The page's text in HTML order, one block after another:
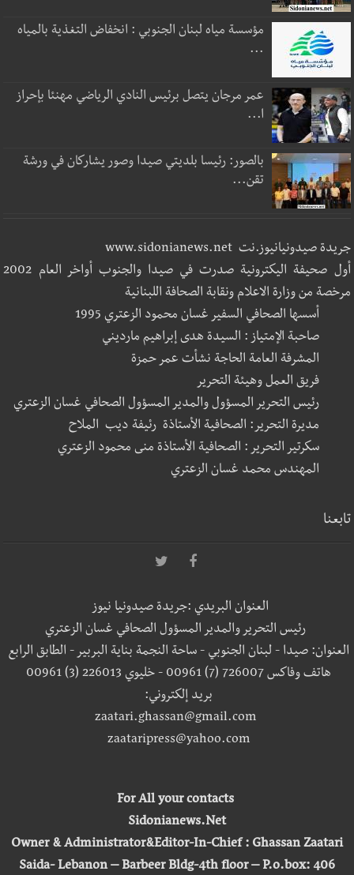
مؤسسة مياه لبنان الجنوبي : انخفاض التغذية بالمياه
...
عمر مرجان يتصل برئيس النادي الرياضي مهنئا بإحراز
ا...
بالصور: رئيسا بلديتي صيدا وصور يشاركان في ورشة
تقن...
جريدة صيدونيانيوز.نت www.sidonianews.net
أول صحيفة اليكترونية صدرت في صيدا والجنوب أواخر العام 2002
مرخصة من وزارة الاعلام ونقابة الصحافة اللبنانية
أسسها الصحافي السفير غسان محمود الزعتري 1995
صاحبة الإمتياز : السيدة هدى إبراهيم مارديني
المشرفة العامة الحاجة نشأت عمر حمزة
فريق العمل وهيئة التحرير
رئيس التحرير المسؤول والمدير المسؤول الصحافي غسان الزعتري
مديرة التحرير: الصحافية الأستاذة رئيفة ديب الملاح
سكرتير التحرير : الصحافية الأستاذة منى محمود الزعتري
المهندس محمد غسان الزعتري
تابعنا
العنوان البريدي :جريدة صيدونيا نيوز
رئيس التحرير والمدير المسؤول الصحافي غسان الزعتري
العنوان: صيدا - لبنان الجنوبي - ساحة النجمة بناية البربير - الطابق الرابع
هاتف وفاكس 726007 (7) 00961 - خليوي 226013 (3) 00961
بريد إلكتروني:
zaatari.ghassan@gmail.com
zaataripress@yahoo.com
For All your contacts
Sidonianews.Net
Owner & Administrator&Editor-In-Chief : Ghassan Zaatari
Saida- Lebanon – Barbeer Bldg-4th floor – P.o.box: 406